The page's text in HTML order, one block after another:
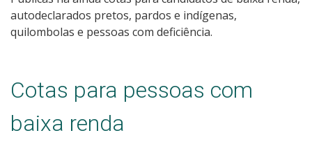
autodeclarados pretos, pardos e indígenas,
quilombolas e pessoas com deficiência.
Cotas para pessoas com
baixa renda